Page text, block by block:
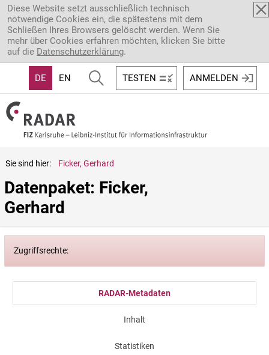
Direkt zum Inhalt
Diese Website setzt ausschließlich technisch
notwendige Cookies ein, die spätestens mit dem
Schließen Ihres Browsers gelöscht werden. Wenn Sie
mehr über Cookies erfahren möchten, klicken Sie bitte
auf die Datenschutzerklärung.
DE EN TESTEN ANMELDEN
Sie sind hier: Ficker, Gerhard
Datenpaket: Ficker,
Gerhard
Zugriffsrechte:
RADAR-Metadaten
Inhalt
Statistiken